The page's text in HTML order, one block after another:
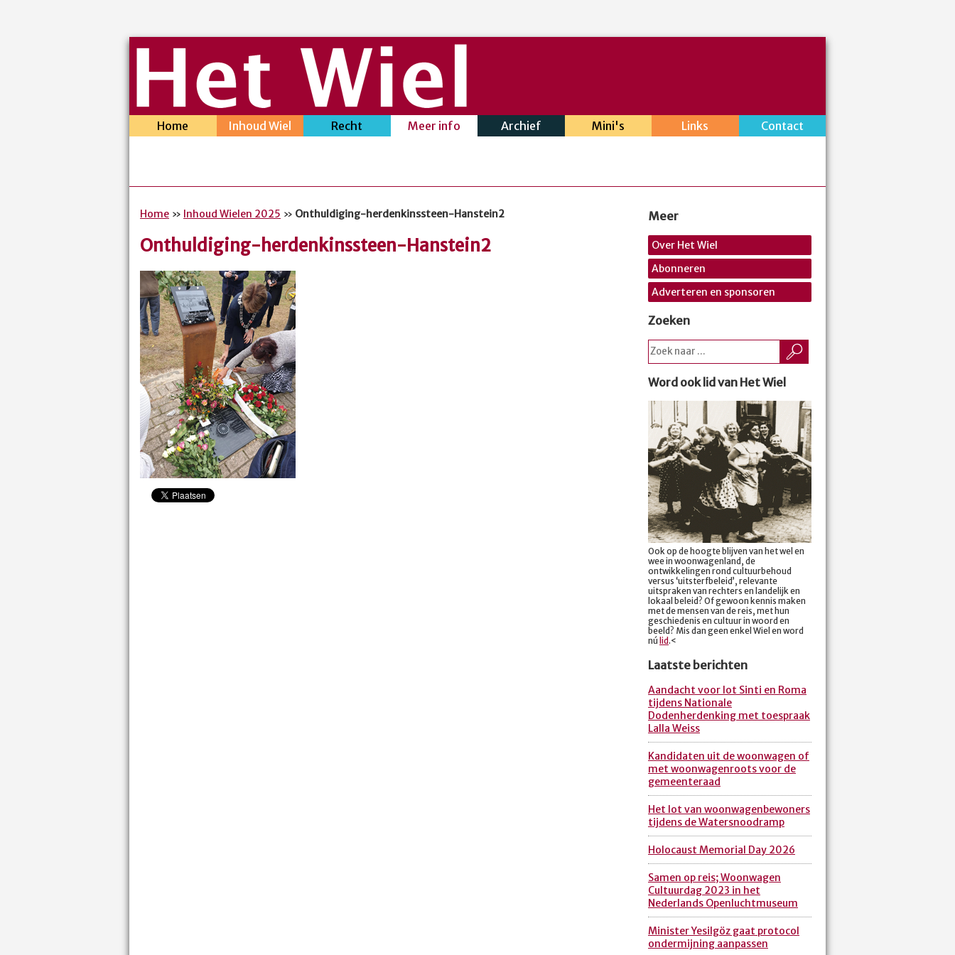
Home Inhoud Wiel Recht Meer info Archief Mini's Links Contact
Home » Inhoud Wielen 2025 » Onthuldiging-herdenkinssteen-Hanstein2
Onthuldiging-herdenkinssteen-Hanstein2
Meer
Over Het Wiel
Abonneren
Adverteren en sponsoren
Zoeken
Word ook lid van Het Wiel
Ook op de hoogte blijven van het wel en
wee in woonwagenland, de
ontwikkelingen rond cultuurbehoud
versus ‘uitsterfbeleid’, relevante
uitspraken van rechters en landelijk en
lokaal beleid? Of gewoon kennis maken
met de mensen van de reis, met hun
geschiedenis en cultuur in woord en
beeld? Mis dan geen enkel Wiel en word
nú lid.<
Laatste berichten
Aandacht voor lot Sinti en Roma
tijdens Nationale
Dodenherdenking met toespraak
Lalla Weiss
Kandidaten uit de woonwagen of
met woonwagenroots voor de
gemeenteraad
Het lot van woonwagenbewoners
tijdens de Watersnoodramp
Holocaust Memorial Day 2026
Samen op reis; Woonwagen
Cultuurdag 2023 in het
Nederlands Openluchtmuseum
Minister Yesilgöz gaat protocol
ondermijning aanpassen